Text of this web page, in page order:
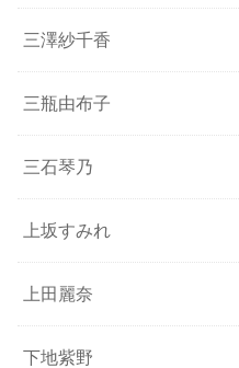
三澤紗千香
三瓶由布子
三石琴乃
上坂すみれ
上田麗奈
下地紫野